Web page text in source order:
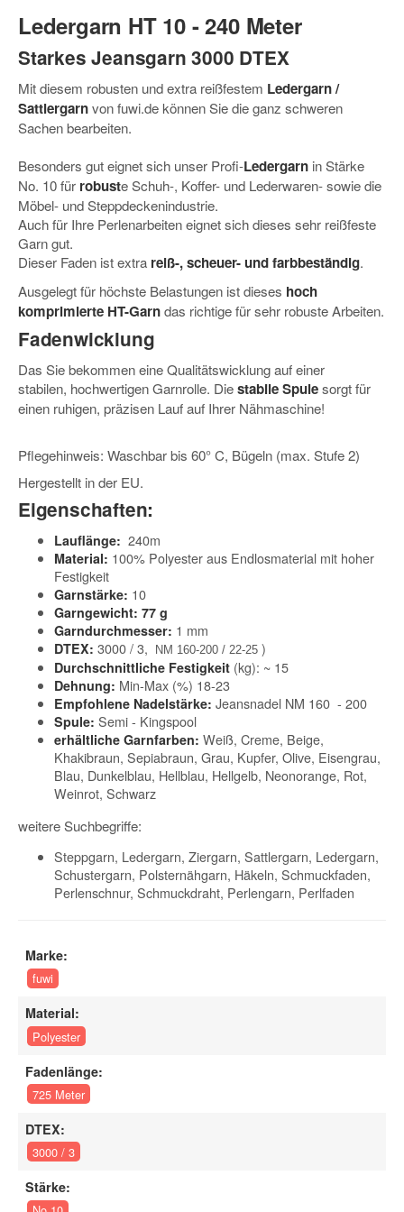
Ledergarn HT 10 - 240 Meter
Starkes Jeansgarn 3000 DTEX
Mit diesem robusten und extra reißfestem Ledergarn /
Sattlergarnvon fuwi.de können Sie die ganz schweren
Sachen bearbeiten.
Besonders gut eignet sich unser Profi-Ledergarn in Stärke
No. 10 für robusteSchuh-, Koffer- und Lederwaren- sowie die
Möbel- und Steppdeckenindustrie.
Auch für Ihre Perlenarbeiten eignet sich dieses sehr reißfeste
Garn gut.
Dieser Faden ist extra reiß-, scheuer- und farbbeständig.
Ausgelegt für höchste Belastungen ist dieses hoch
komprimierte HT-Garndas richtige für sehr robuste Arbeiten.
Fadenwicklung
Das Sie bekommen eine Qualitätswicklung auf einer
stabilen, hochwertigen Garnrolle. Diestabile Spulesorgt für
einen ruhigen, präzisen Lauf auf Ihrer Nähmaschine!
Pflegehinweis: Waschbar bis 60° C, Bügeln (max. Stufe 2)
Hergestellt in der EU.
Eigenschaften:
Lauflänge: 240m
Material: 100% Polyester aus Endlosmaterial mit hoher
Festigkeit
Garnstärke: 10
Garngewicht: 77 g
Garndurchmesser: 1 mm
DTEX: 3000 / 3, NM 160-200 / 22-25 )
Durchschnittliche Festigkeit (kg): ~ 15
Dehnung: Min-Max (%) 18-23
Empfohlene Nadelstärke: Jeansnadel NM 160 - 200
Spule: Semi - Kingspool
erhältliche Garnfarben: Weiß, Creme, Beige,
Khakibraun, Sepiabraun, Grau, Kupfer, Olive, Eisengrau,
Blau, Dunkelblau, Hellblau, Hellgelb, Neonorange, Rot,
Weinrot, Schwarz
weitere Suchbegriffe:
Steppgarn, Ledergarn, Ziergarn, Sattlergarn, Ledergarn,
Schustergarn, Polsternähgarn, Häkeln, Schmuckfaden,
Perlenschnur, Schmuckdraht, Perlengarn, Perlfaden
Marke:
fuwi
Material:
Polyester
Fadenlänge:
725 Meter
DTEX:
3000 / 3
Stärke: